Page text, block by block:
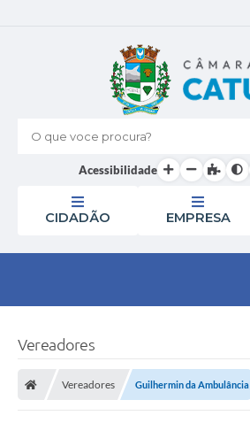
O que voce procura?
Acessibilidade
CIDADÃO EMPRESA
Vereadores
Vereadores Guilhermin da Ambulância